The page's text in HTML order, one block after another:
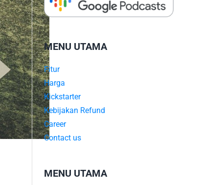
MENU UTAMA
Fitur
Harga
Kickstarter
Kebijakan Refund
Career
Contact us
MENU UTAMA